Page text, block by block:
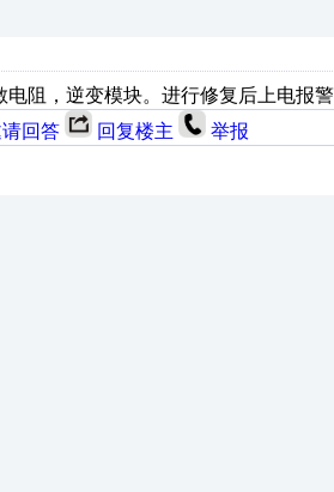
电阻，逆变模块。进行修复后上电报
回答 回复楼主 举报